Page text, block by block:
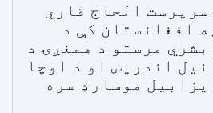
الحاج قاري
افغانستان کې د
مرستو د همغږۍ د
اندریس او د اوچا
موسارډ سره